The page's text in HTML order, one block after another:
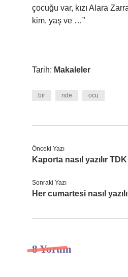
çocuğu var, kızı Alara
kim, yaş ve …”
Tarih: Makaleler
bir nde ocu
Önceki Yazı
Kaporta nasıl yazılır
Sonraki Yazı
Her cumartesi nasıl
8 Yorum